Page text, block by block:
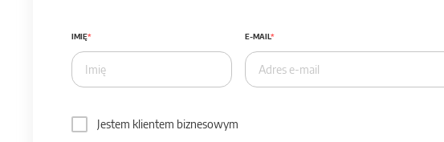
IMIĘ E-MAIL
Jestem klientem biznesowym